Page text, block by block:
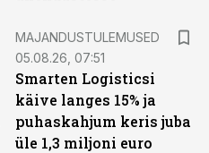
MAJANDUSTULEMUSED
05.08.26, 07:51
Smarten Logisticsi
käive langes 15% ja
puhaskahjum keris juba
üle 1,3 miljoni euro